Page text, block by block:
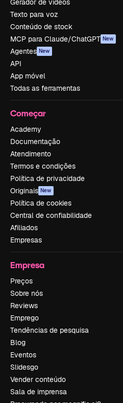
Gerador de vídeos
Texto para voz
Conteúdo de stock
MCP para Claude/ChatGPT New
Agentes New
API
App móvel
Todas as ferramentas
Começar
Academy
Documentação
Atendimento
Termos e condições
Política de privacidade
Originais New
Política de cookies
Central de confiabilidade
Afiliados
Empresas
Empresa
Preços
Sobre nós
Reviews
Emprego
Tendências de pesquisa
Blog
Eventos
Slidesgo
Vender conteúdo
Sala de imprensa